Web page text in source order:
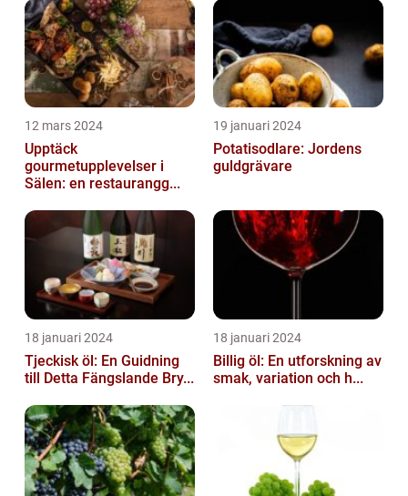
12 mars 2024
Upptäck
gourmetupplevelser i
Sälen: en restaurangg...
19 januari 2024
Potatisodlare: Jordens
guldgrävare
18 januari 2024
Tjeckisk öl: En Guidning
till Detta Fängslande Bry...
18 januari 2024
Billig öl: En utforskning av
smak, variation och h...